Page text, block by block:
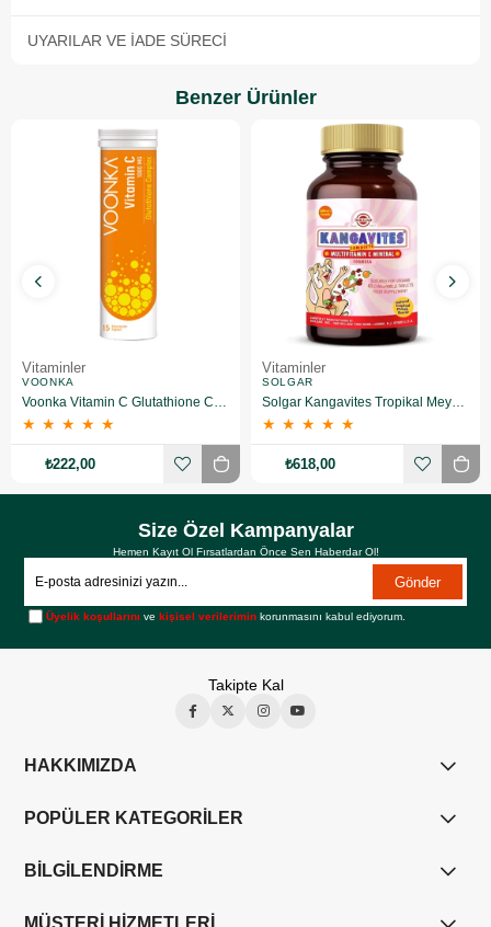
UYARILAR VE İADE SÜRECI
Benzer Ürünler
Vitaminler
VOONKA
Voonka Vitamin C Glutathione Complex Efervesan 15 Tablet
★ ★ ★ ★ ★
₺222,00
Vitaminler
SOLGAR
Solgar Kangavites Tropikal Meyve Aromalı 60 Tablet
★ ★ ★ ★ ★
₺618,00
Size Özel Kampanyalar
Hemen Kayıt Ol Fırsatlardan Önce Sen Haberdar Ol!
Gönder
Üyelik koşullarını vekişisel verilerimin korunmasını kabul ediyorum.
Takipte Kal
HAKKIMIZDA
POPÜLER KATEGORİLER
BİLGİLENDİRME
MÜŞTERİ HİZMETLERİ